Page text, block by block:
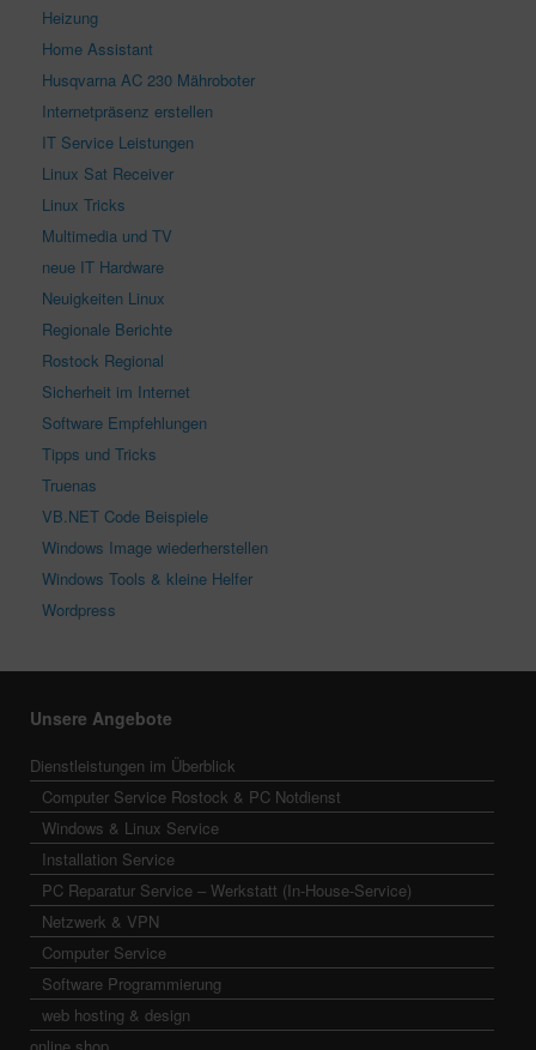
Heizung
Home Assistant
Husqvarna AC 230 Mähroboter
Internetpräsenz erstellen
IT Service Leistungen
Linux Sat Receiver
Linux Tricks
Multimedia und TV
neue IT Hardware
Neuigkeiten Linux
Regionale Berichte
Rostock Regional
Sicherheit im Internet
Software Empfehlungen
Tipps und Tricks
Truenas
VB.NET Code Beispiele
Windows Image wiederherstellen
Windows Tools & kleine Helfer
Wordpress
Unsere Angebote
Dienstleistungen im Überblick
Computer Service Rostock & PC Notdienst
Windows & Linux Service
Installation Service
PC Reparatur Service – Werkstatt (In-House-Service)
Netzwerk & VPN
Computer Service
Software Programmierung
web hosting & design